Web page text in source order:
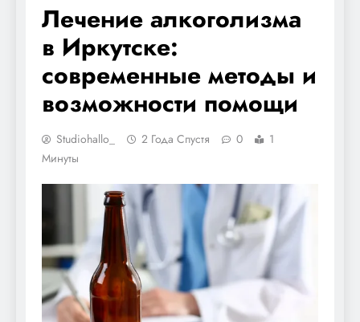
Лечение алкоголизма
в Иркутске:
современные методы и
возможности помощи
Studiohallo_ 2 Года Спустя 0
1
Минуты